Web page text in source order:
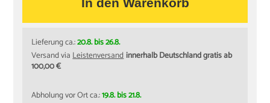
Lieferung ca.:20.8. bis 26.8.
Versand viaLeistenversandinnerhalb Deutschland gratis ab
100,00 €
Abholung vor Ort ca.:19.8. bis 21.8.